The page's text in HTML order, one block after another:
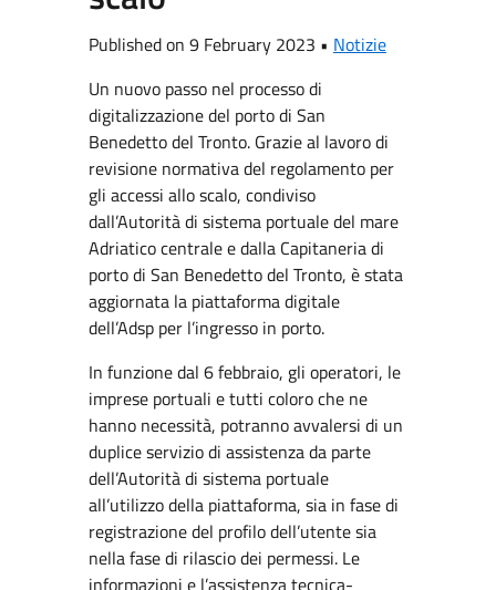
Published on 9 February 2023 • Notizie
Un nuovo passo nel processo di
digitalizzazione del porto di San
Benedetto del Tronto. Grazie al lavoro di
revisione normativa del regolamento per
gli accessi allo scalo, condiviso
dall’Autorità di sistema portuale del mare
Adriatico centrale e dalla Capitaneria di
porto di San Benedetto del Tronto, è stata
aggiornata la piattaforma digitale
dell’Adsp per l’ingresso in porto.
In funzione dal 6 febbraio, gli operatori, le
imprese portuali e tutti coloro che ne
hanno necessità, potranno avvalersi di un
duplice servizio di assistenza da parte
dell’Autorità di sistema portuale
all’utilizzo della piattaforma, sia in fase di
registrazione del profilo dell’utente sia
nella fase di rilascio dei permessi. Le
informazioni e l’assistenza tecnica-